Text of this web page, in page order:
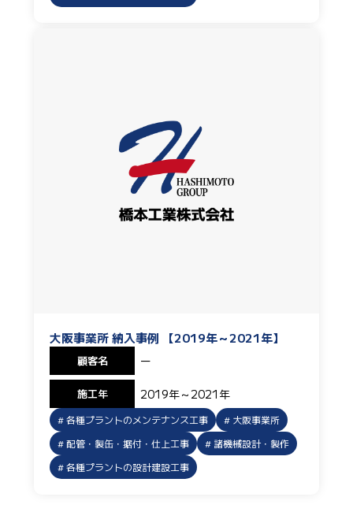
大阪事業所 納入事例 【2019年～2021年】
顧客名 ー
施工年 2019年～2021年
各種プラントのメンテナンス工事
大阪事業所
配管・製缶・据付・仕上工事
諸機械設計・製作
各種プラントの設計建設工事